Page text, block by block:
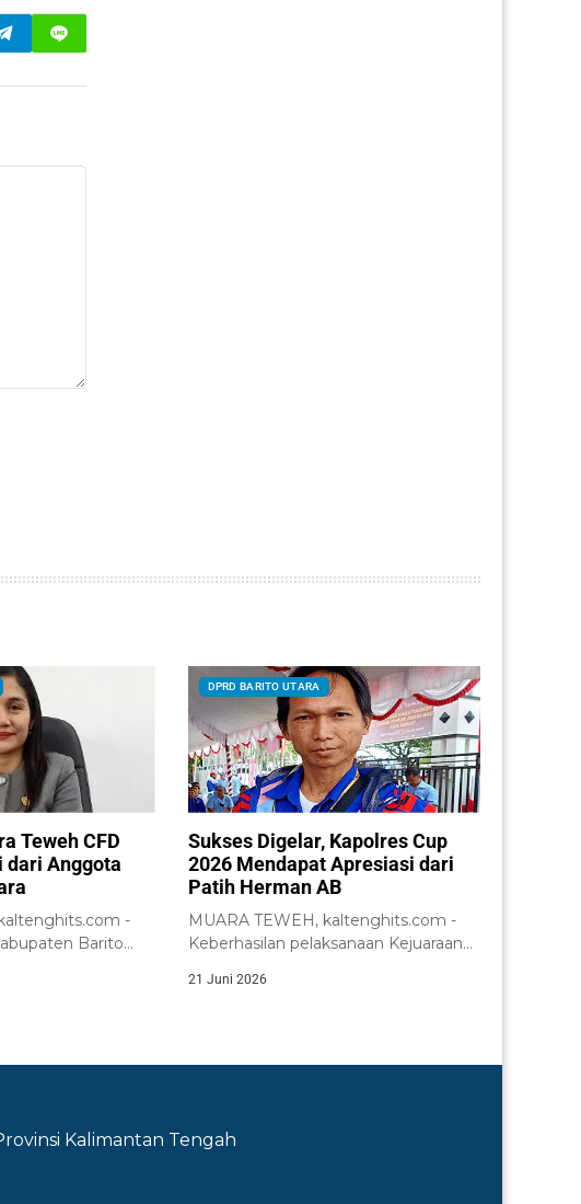
Teweh CFD
dari Anggota
-
Barito
DPRD BARITO UTARA
Sukses Digelar, Kapolres Cup
2026 Mendapat Apresiasi dari
Patih Herman AB
MUARA TEWEH, kaltenghits.com -
Keberhasilan pelaksanaan Kejuaraan
21 Juni 2026
Kalimantan Tengah